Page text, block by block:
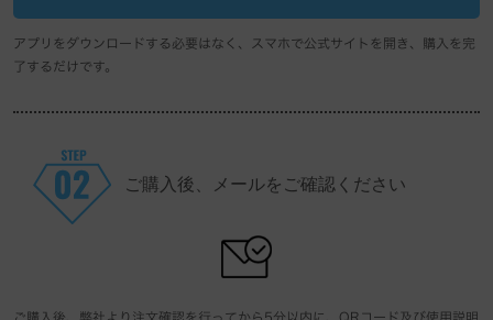
アプリをダウンロードする必要はなく、スマホで公式サイトを開き、購入を完
了するだけです。
ご購入後、メールをご確認ください
ご購入後、弊社より注文確認を行ってから5分以内に、QRコード及び使用説明